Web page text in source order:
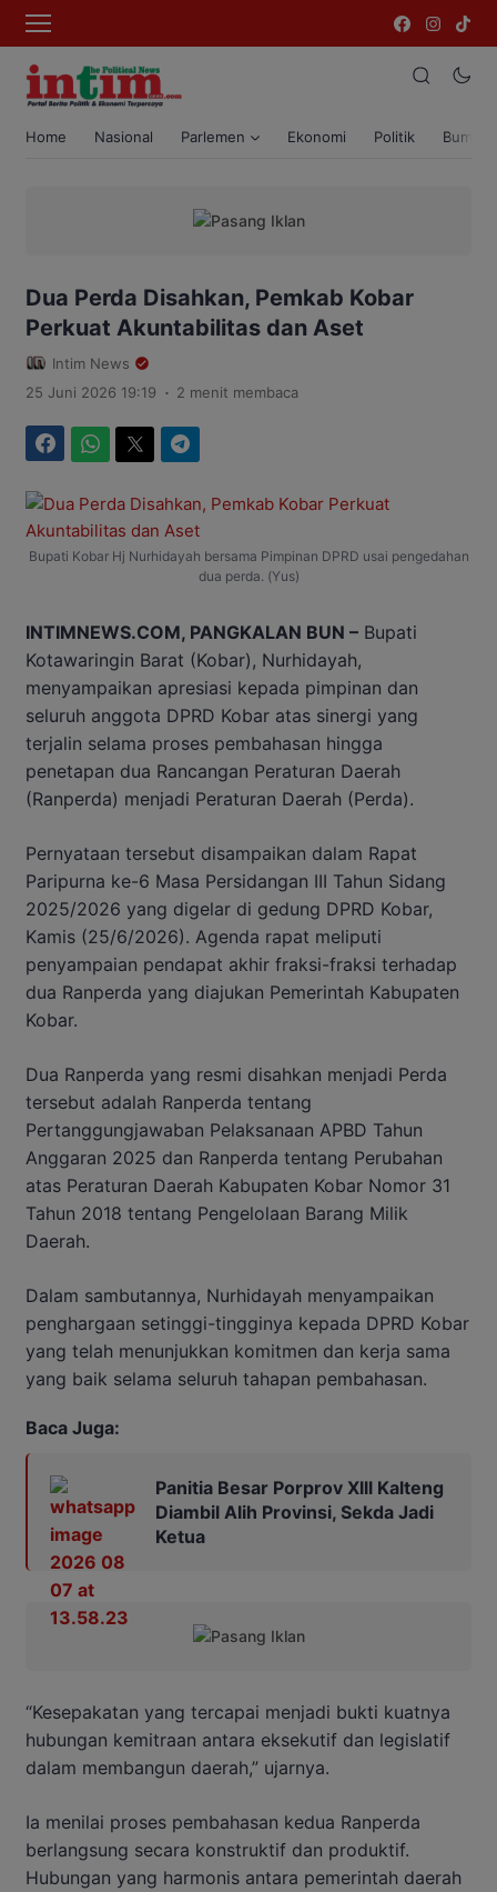
Home Nasional Parlemen Ekonomi Politik Bumi
Dua Perda Disahkan, Pemkab Kobar
Perkuat Akuntabilitas dan Aset
Intim News
25 Juni 2026 19:19 . 2 menit membaca
Bupati Kobar Hj Nurhidayah bersama Pimpinan DPRD usai pengedahan
dua perda. (Yus)
INTIMNEWS.COM, PANGKALAN BUN – Bupati
Kotawaringin Barat (Kobar), Nurhidayah,
menyampaikan apresiasi kepada pimpinan dan
seluruh anggota DPRD Kobar atas sinergi yang
terjalin selama proses pembahasan hingga
penetapan dua Rancangan Peraturan Daerah
(Ranperda) menjadi Peraturan Daerah (Perda).
Pernyataan tersebut disampaikan dalam Rapat
Paripurna ke-6 Masa Persidangan III Tahun Sidang
2025/2026 yang digelar di gedung DPRD Kobar,
Kamis (25/6/2026). Agenda rapat meliputi
penyampaian pendapat akhir fraksi-fraksi terhadap
dua Ranperda yang diajukan Pemerintah Kabupaten
Kobar.
Dua Ranperda yang resmi disahkan menjadi Perda
tersebut adalah Ranperda tentang
Pertanggungjawaban Pelaksanaan APBD Tahun
Anggaran 2025 dan Ranperda tentang Perubahan
atas Peraturan Daerah Kabupaten Kobar Nomor 31
Tahun 2018 tentang Pengelolaan Barang Milik
Daerah.
Dalam sambutannya, Nurhidayah menyampaikan
penghargaan setinggi-tingginya kepada DPRD Kobar
yang telah menunjukkan komitmen dan kerja sama
yang baik selama seluruh tahapan pembahasan.
Baca Juga:
Panitia Besar Porprov Xlll Kalteng
Diambil Alih Provinsi, Sekda Jadi
Ketua
“Kesepakatan yang tercapai menjadi bukti kuatnya
hubungan kemitraan antara eksekutif dan legislatif
dalam membangun daerah,” ujarnya.
Ia menilai proses pembahasan kedua Ranperda
berlangsung secara konstruktif dan produktif.
Hubungan yang harmonis antara pemerintah daerah